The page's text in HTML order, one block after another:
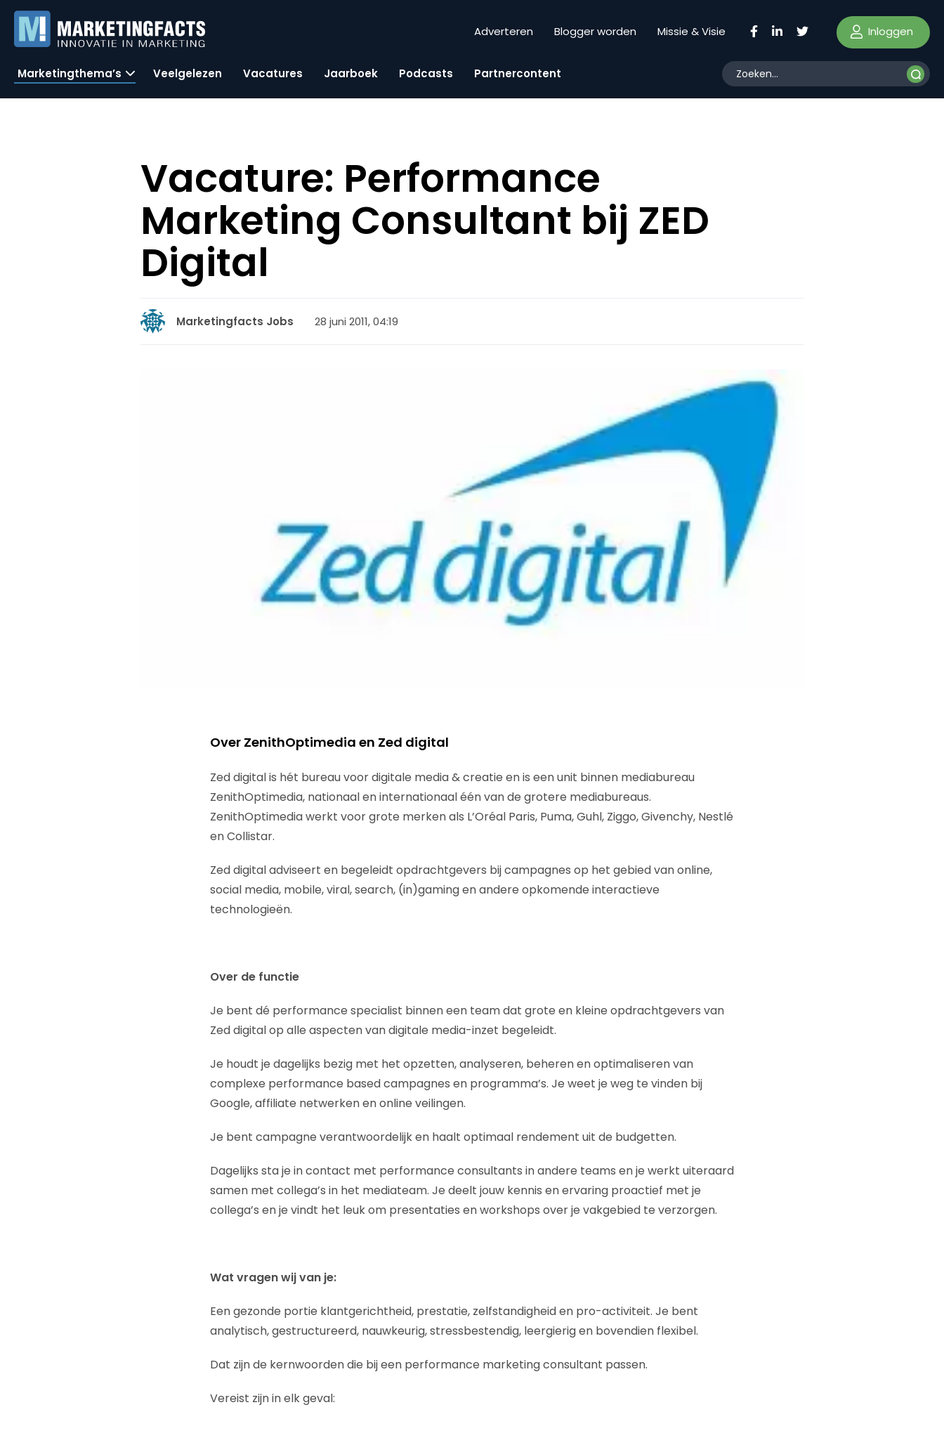
Adverteren Blogger worden Missie & Visie Inloggen
Marketingthema’s Veelgelezen Vacatures Jaarboek Podcasts Partnercontent
Vacature: Performance
Marketing Consultant bij ZED
Digital
Marketingfacts Jobs 28 juni 2011, 04:19
Over ZenithOptimedia en Zed digital
Zed digital is hét bureau voor digitale media & creatie en is een unit binnen mediabureau
ZenithOptimedia, nationaal en internationaal één van de grotere mediabureaus.
ZenithOptimedia werkt voor grote merken als L’Oréal Paris, Puma, Guhl, Ziggo, Givenchy, Nestlé
en Collistar.
Zed digital adviseert en begeleidt opdrachtgevers bij campagnes op het gebied van online,
social media, mobile, viral, search, (in)gaming en andere opkomende interactieve
technologieën.
Over de functie
Je bent dé performance specialist binnen een team dat grote en kleine opdrachtgevers van
Zed digital op alle aspecten van digitale media-inzet begeleidt.
Je houdt je dagelijks bezig met het opzetten, analyseren, beheren en optimaliseren van
complexe performance based campagnes en programma’s. Je weet je weg te vinden bij
Google, affiliate netwerken en online veilingen.
Je bent campagne verantwoordelijk en haalt optimaal rendement uit de budgetten.
Dagelijks sta je in contact met performance consultants in andere teams en je werkt uiteraard
samen met collega’s in het mediateam. Je deelt jouw kennis en ervaring proactief met je
collega’s en je vindt het leuk om presentaties en workshops over je vakgebied te verzorgen.
Wat vragen wij van je:
Een gezonde portie klantgerichtheid, prestatie, zelfstandigheid en pro-activiteit. Je bent
analytisch, gestructureerd, nauwkeurig, stressbestendig, leergierig en bovendien flexibel.
Dat zijn de kernwoorden die bij een performance marketing consultant passen.
Vereist zijn in elk geval: